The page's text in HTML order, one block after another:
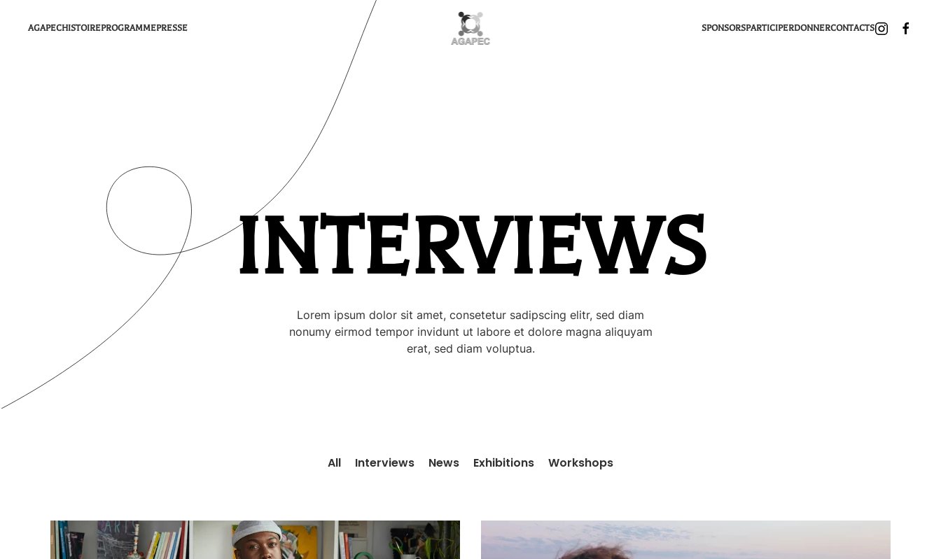
AGAPECHISTOIREPROGRAMMEPRESSE SPONSORSPARTICIPERDONNERCONTACTS
INTERVIEWS
Lorem ipsum dolor sit amet, consetetur sadipscing elitr, sed diam
nonumy eirmod tempor invidunt ut labore et dolore magna aliquyam
erat, sed diam voluptua.
All Interviews News Exhibitions Workshops